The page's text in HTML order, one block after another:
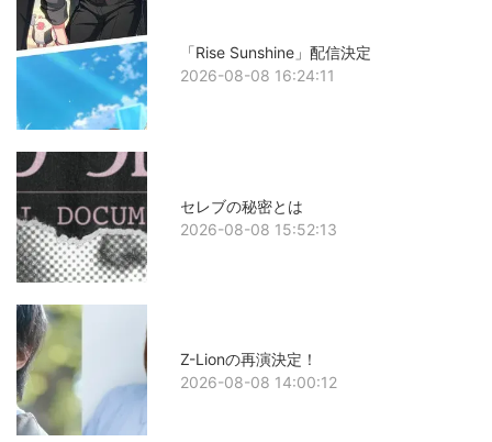
「Rise Sunshine」配信決定
2026-08-08 16:24:11
セレブの秘密とは
2026-08-08 15:52:13
Z-Lionの再演決定！
2026-08-08 14:00:12